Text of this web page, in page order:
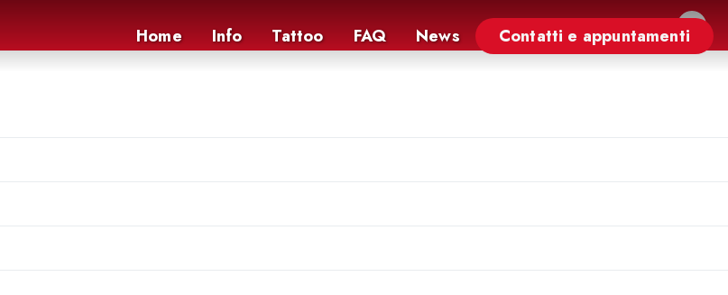
×
Home Info Tattoo FAQ News Contatti e appuntamenti